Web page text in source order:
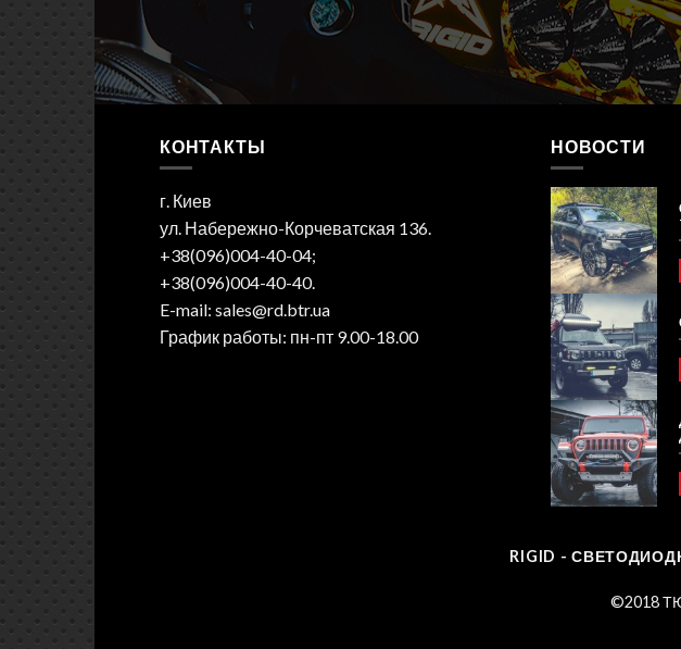
КОНТАКТЫ
г. Киев
ул. Набережно-Корчеватская 136.
+38(096)004-40-04;
+38(096)004-40-40.
E-mail: sales@rd.btr.ua
График работы: пн-пт 9.00-18.00
НОВОСТИ
RIGID -
©2018